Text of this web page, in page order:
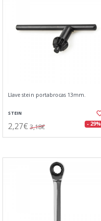
Llave stein portabrocas 13mm.
STEIN
2,27€ 3,18€ - 29%